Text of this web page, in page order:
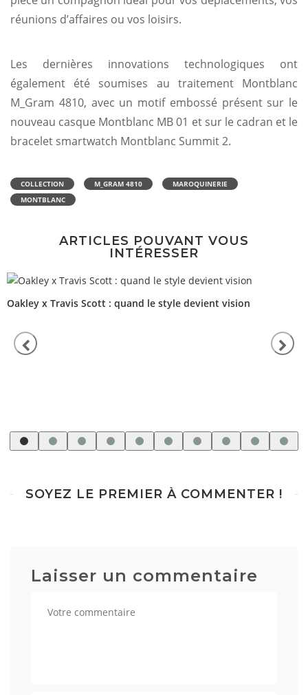
réunions d’affaires ou vos loisirs.
Les dernières innovations technologiques ont
également été soumises au traitement Montblanc
M_Gram 4810, avec un motif embossé présent sur le
nouveau casque Montblanc MB 01 et sur le cadran et le
bracelet smartwatch Montblanc Summit 2.
COLLECTION M_GRAM 4810
MAROQUINERIE
MONTBLANC
ARTICLES POUVANT VOUS
INTÉRESSER
Oakley x Travis Scott : quand le style devient vision
SOYEZ LE PREMIER À COMMENTER !
Laisser un commentaire